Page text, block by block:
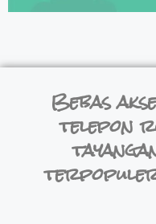
Bebas
telepon
terpopuler